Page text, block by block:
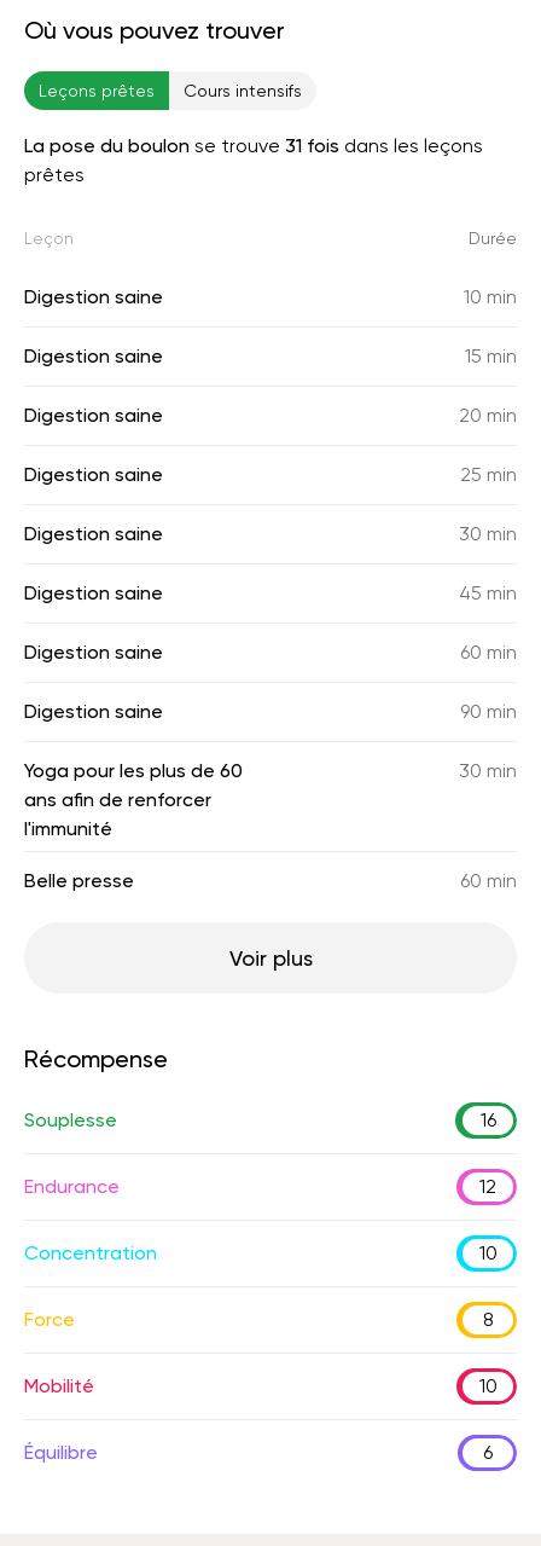
Où vous pouvez trouver
Leçons prêtes Cours intensifs
La pose du boulon se trouve 31 fois dans les leçons
prêtes
Leçon Durée
Digestion saine 10 min
Digestion saine 15 min
Digestion saine 20 min
Digestion saine 25 min
Digestion saine 30 min
Digestion saine 45 min
Digestion saine 60 min
Digestion saine 90 min
Yoga pour les plus de 60
ans afin de renforcer
l'immunité
30 min
Belle presse 60 min
Voir plus
Récompense
Souplesse 16
Endurance 12
Concentration 10
Force 8
Mobilité 10
Équilibre 6